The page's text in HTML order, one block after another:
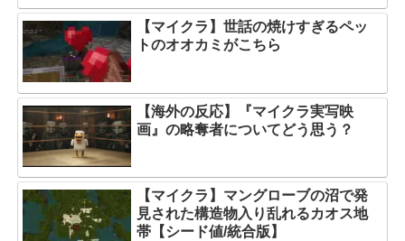
【マイクラ】世話の焼けすぎるペッ
トのオオカミがこちら
【海外の反応】『マイクラ実写映
画』の略奪者についてどう思う？
【マイクラ】マングローブの沼で発
見された構造物入り乱れるカオス地
帯【シード値/統合版】